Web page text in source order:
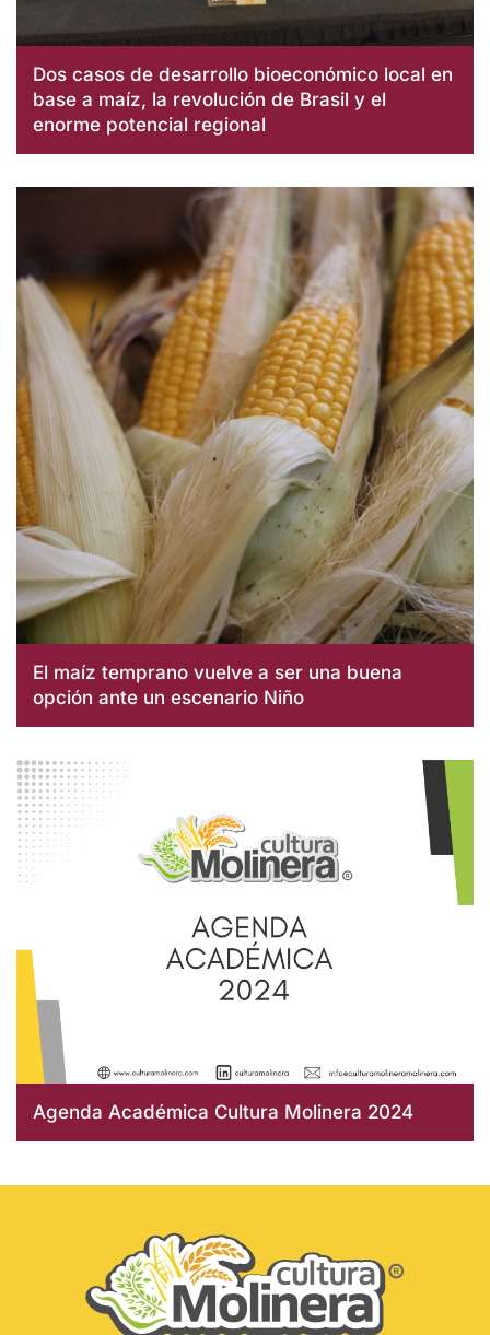
Dos casos de desarrollo bioeconómico local en
base a maíz, la revolución de Brasil y el
enorme potencial regional
El maíz temprano vuelve a ser una buena
opción ante un escenario Niño
Agenda Académica Cultura Molinera 2024